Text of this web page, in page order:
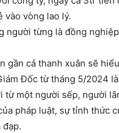
vào vòng lao lý.
từng là đồng
cả thanh xuân sẽ
Đốc từ tháng 5/2024
một người sếp, người
pháp luật, sự tỉnh thức